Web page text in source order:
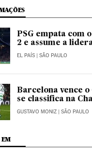
PSG empata com
2 e assume a
EL PAÍS | SÃO PAULO
Barcelona vence o
se classifica na
GUSTAVO MONIZ | SÃO PAULO
EM